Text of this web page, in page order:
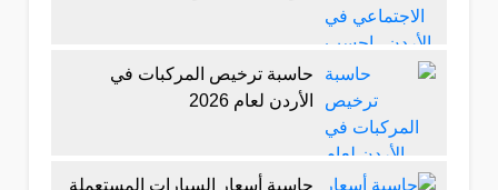
حاسبة ترخيص المركبات في
الأردن لعام 2026
حاسبة أسعار السيارات المستعملة